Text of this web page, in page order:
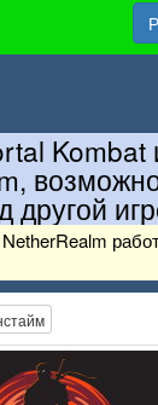
Kombat
другой
NetherRealm